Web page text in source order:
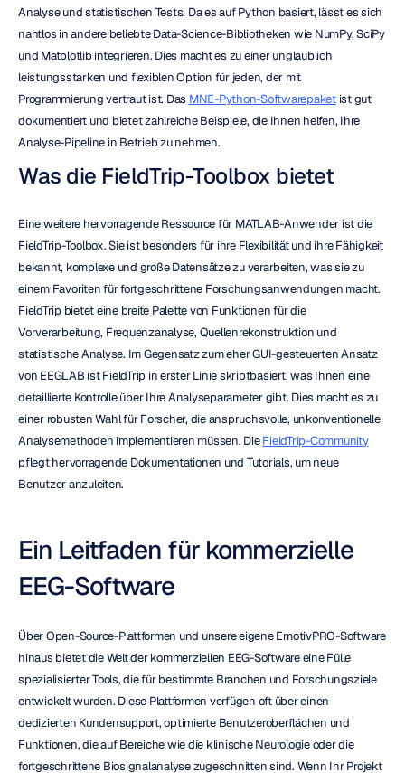
Analyse und statistischen Tests. Da es auf Python basiert, lässt es sich
nahtlos in andere beliebte Data-Science-Bibliotheken wie NumPy, SciPy
und Matplotlib integrieren. Dies macht es zu einer unglaublich
leistungsstarken und flexiblen Option für jeden, der mit
Programmierung vertraut ist. Das MNE-Python-Softwarepaket ist gut
dokumentiert und bietet zahlreiche Beispiele, die Ihnen helfen, Ihre
Analyse-Pipeline in Betrieb zu nehmen.
Was die FieldTrip-Toolbox bietet
Eine weitere hervorragende Ressource für MATLAB-Anwender ist die
FieldTrip-Toolbox. Sie ist besonders für ihre Flexibilität und ihre Fähigkeit
bekannt, komplexe und große Datensätze zu verarbeiten, was sie zu
einem Favoriten für fortgeschrittene Forschungsanwendungen macht.
FieldTrip bietet eine breite Palette von Funktionen für die
Vorverarbeitung, Frequenzanalyse, Quellenrekonstruktion und
statistische Analyse. Im Gegensatz zum eher GUI-gesteuerten Ansatz
von EEGLAB ist FieldTrip in erster Linie skriptbasiert, was Ihnen eine
detaillierte Kontrolle über Ihre Analyseparameter gibt. Dies macht es zu
einer robusten Wahl für Forscher, die anspruchsvolle, unkonventionelle
Analysemethoden implementieren müssen. Die FieldTrip-Community
pflegt hervorragende Dokumentationen und Tutorials, um neue
Benutzer anzuleiten.
Ein Leitfaden für kommerzielle
EEG-Software
Über Open-Source-Plattformen und unsere eigene EmotivPRO-Software
hinaus bietet die Welt der kommerziellen EEG-Software eine Fülle
spezialisierter Tools, die für bestimmte Branchen und Forschungsziele
entwickelt wurden. Diese Plattformen verfügen oft über einen
dedizierten Kundensupport, optimierte Benutzeroberflächen und
Funktionen, die auf Bereiche wie die klinische Neurologie oder die
fortgeschrittene Biosignalanalyse zugeschnitten sind. Wenn Ihr Projekt